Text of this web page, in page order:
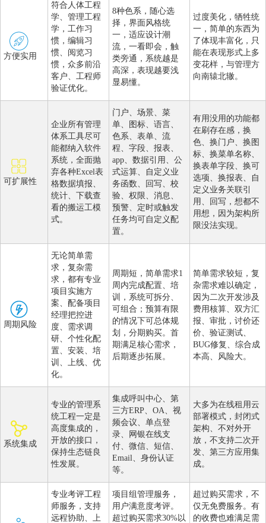
方便实用
符合人体工程
学、管理工程
学，工作习
惯，编辑习
惯、阅览习
惯，众多前沿
客户、工程师
验证优化。
8种色系，随心选
择，界面风格统
一，适应设计潮
流，一看即会，触
类旁通，系统越是
高深，表现越要浅
显易懂。
过度美化，牺牲统
一，简单的东西为
了体现丰富化，只
能在表现形式上多
变花样，与管理方
向南辕北辙。
可扩展性
企业所有管理
体系工具尽可
能都纳入软件
系统，全面抛
弃各种Excel表
格数据填报、
统计、下载查
看的搬运工模
式。
门户、场景、菜
单、图标、语言、
色系、表单、流
程、字段、报表、
app、数据引用、公
式运算、自定义业
务函数、回写、校
验、权限、消息、
预警、定时或触发
任务均可自定义配
置。
有用没用的功能都
在刷存在感，换
色、换门户、换图
标、换菜单名称、
换表单字段、换可
选项、换报表、自
定义业务关联引
用、回写，想都不
用想，因为架构所
限没法实现。
周期风险
无论简单需
求，复杂需
求，都有专业
项目实施方
案、配备项目
经理把控进
度、需求调
研、个性化配
置、安装、培
训、上线、优
化。
周期短，简单需求1
周内完成配置、培
训，系统可拆分、
可组合；预算有限
的情况下可总体规
划，分期购买。首
期满足核心需求，
后期逐步拓展。
简单需求较短，复
杂需求难以确定，
因为二次开发涉及
费用核算、双方汇
报、审批，讨价还
价、验证测试、
BUG修复、综合成
本高、风险大。
系统集成
专业的管理系
统工程一定是
高度集成的，
开放的接口，
保持生态链良
性发展。
集成呼叫中心、第
三方ERP、OA、视
频会议、单点登
录、网银在线支
付、微信、短信、
Email、身份认证
等。
大多为在线租用云
部署模式，封闭式
架构、不对外开
放，不支持二次开
发、第三方应用集
成。
专业考评工程
师服务，支持
远程协助、上
项目组管理服务，
用户满意度考评。
超过购买需求30%以
超过购买需求，不
仅无免费服务。有
的收费也难满足需